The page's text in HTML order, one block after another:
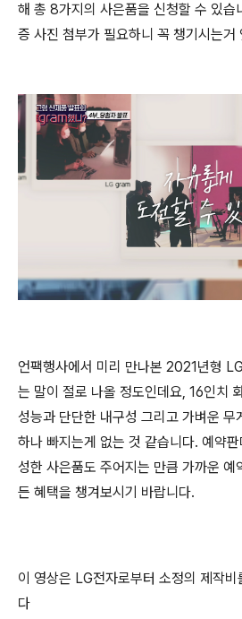
해 총 8가지의 사은품을 신청할 수 있습
증 사진 첨부가 필요하니 꼭 챙기시는거
언팩행사에서 미리 만나본 2021년형
는 말이 절로 나올 정도인데요, 16인치
성능과 단단한 내구성 그리고 가벼운 무
하나 빠지는게 없는 것 같습니다. 예약
성한 사은품도 주어지는 만큼 가까운 예
든 혜택을 챙겨보시기 바랍니다.
이 영상은 LG전자로부터 소정의 제작비
다